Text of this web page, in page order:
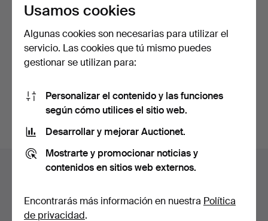
o iniciar sesión a través de Facebook
Navegación
pie
Ayuda y contacto
Todas las casas de subastas
Usamos cookies
Algunas cookies son necesarias para utilizar el
servicio. Las cookies que tú mismo puedes
gestionar se utilizan para:
Personalizar el contenido y las funciones
según cómo utilices el sitio web.
Desarrollar y mejorar Auctionet.
Mostrarte y promocionar noticias y
contenidos en sitios web externos.
Encontrarás más información en nuestra Política
de privacidad.